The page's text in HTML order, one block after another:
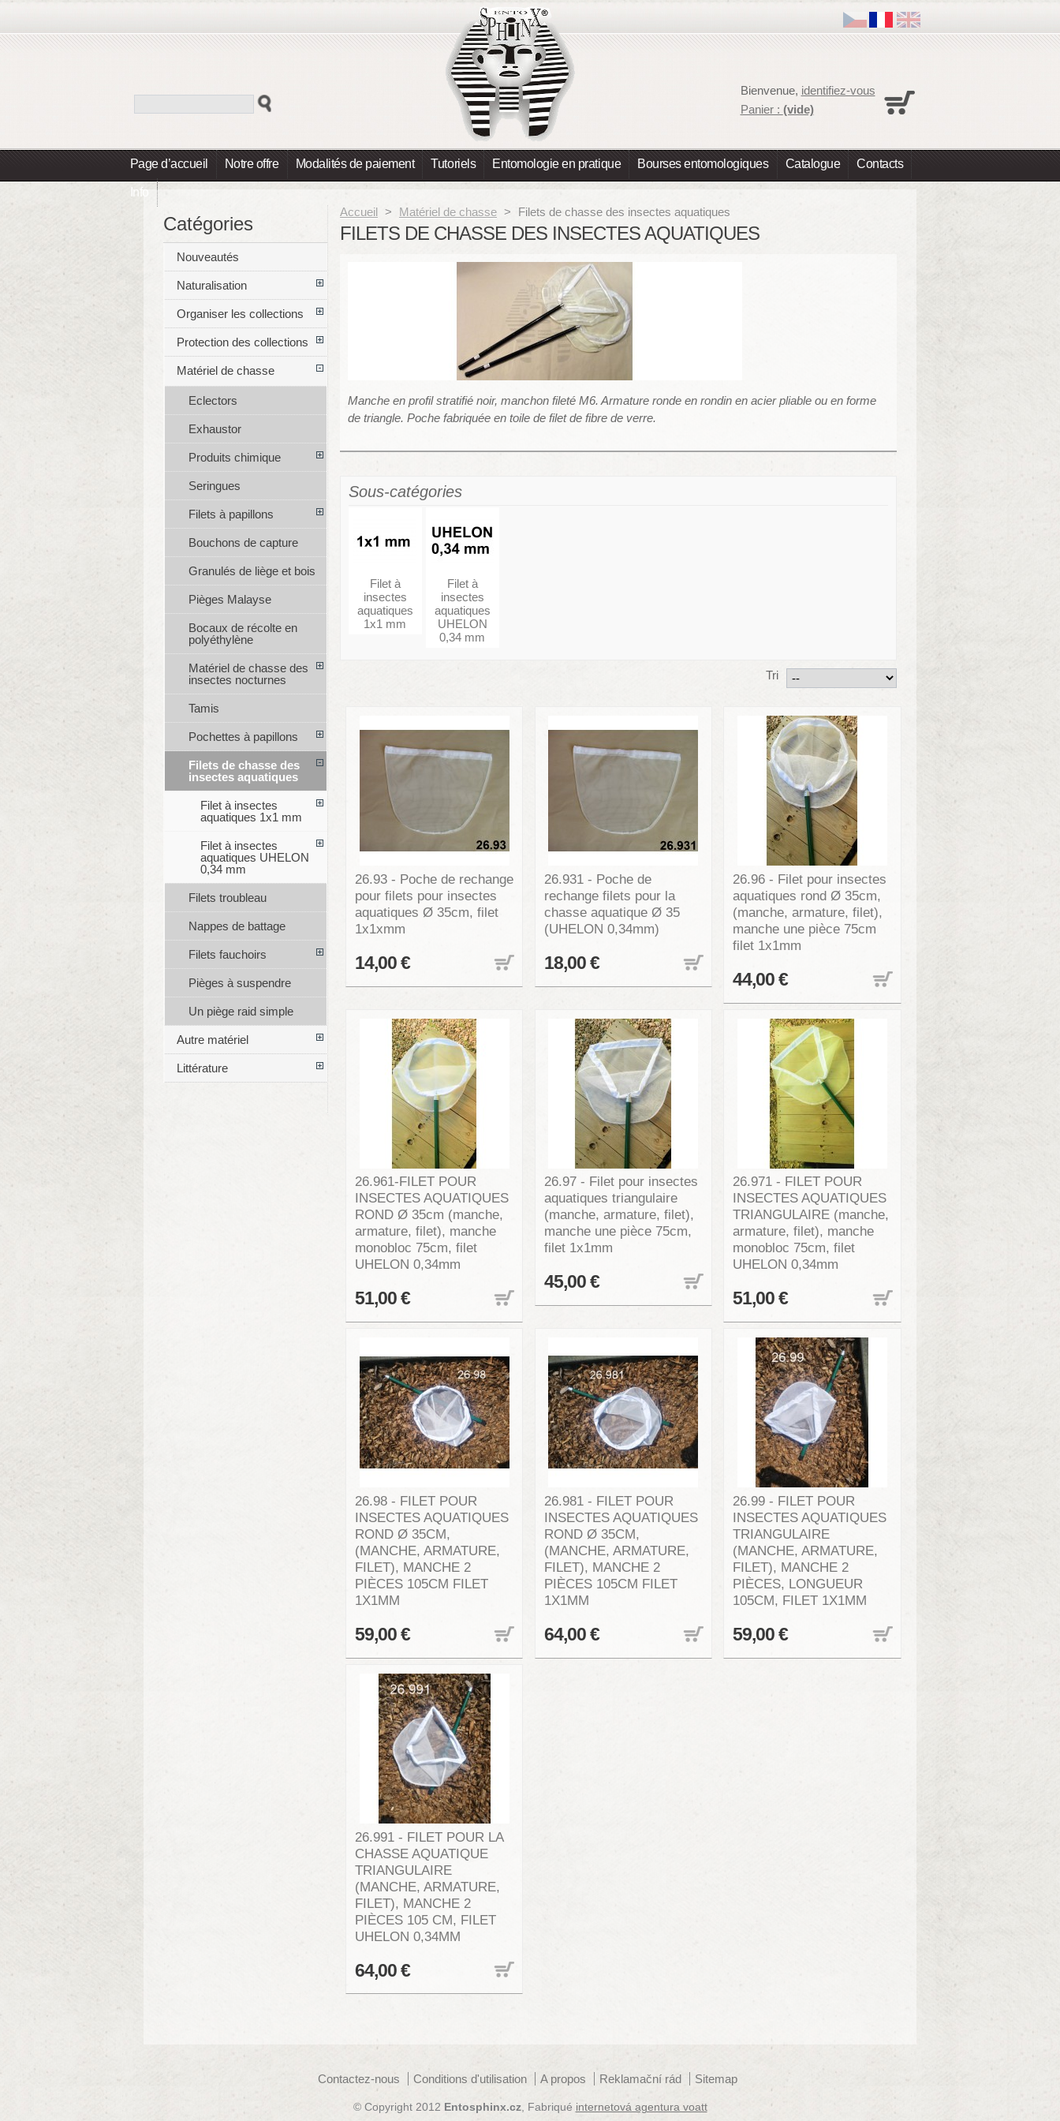
Page d’accueil Notre offre Modalités de paiement Tutoriels Entomologie en pratique Bourses entomologiques Catalogue Contacts
Info
Bienvenue, identifiez-vous
Panier : (vide)
Accueil > Matériel de chasse > Filets de chasse des insectes aquatiques
FILETS DE CHASSE DES INSECTES AQUATIQUES
Manche en profil stratifié noir, manchon fileté M6. Armature ronde en rondin en acier pliable ou en forme
de triangle. Poche fabriquée en toile de filet de fibre de verre.
Sous-catégories
Filet à
insectes
aquatiques
1x1 mm
Filet à
insectes
aquatiques
UHELON
0,34 mm
Tri
26.93 - Poche de rechange
pour filets pour insectes
aquatiques Ø 35cm, filet
1x1xmm
14,00 €
26.931 - Poche de
rechange filets pour la
chasse aquatique Ø 35
(UHELON 0,34mm)
18,00 €
26.96 - Filet pour insectes
aquatiques rond Ø 35cm,
(manche, armature, filet),
manche une pièce 75cm
filet 1x1mm
44,00 €
26.961-FILET POUR
INSECTES AQUATIQUES
ROND Ø 35cm (manche,
armature, filet), manche
monobloc 75cm, filet
UHELON 0,34mm
51,00 €
26.97 - Filet pour insectes
aquatiques triangulaire
(manche, armature, filet),
manche une pièce 75cm,
filet 1x1mm
45,00 €
26.971 - FILET POUR
INSECTES AQUATIQUES
TRIANGULAIRE (manche,
armature, filet), manche
monobloc 75cm, filet
UHELON 0,34mm
51,00 €
26.98 - FILET POUR
INSECTES AQUATIQUES
ROND Ø 35CM,
(MANCHE, ARMATURE,
FILET), MANCHE 2
PIÈCES 105CM FILET
1X1MM
59,00 €
26.981 - FILET POUR
INSECTES AQUATIQUES
ROND Ø 35CM,
(MANCHE, ARMATURE,
FILET), MANCHE 2
PIÈCES 105CM FILET
1X1MM
64,00 €
26.99 - FILET POUR
INSECTES AQUATIQUES
TRIANGULAIRE
(MANCHE, ARMATURE,
FILET), MANCHE 2
PIÈCES, LONGUEUR
105CM, FILET 1X1MM
59,00 €
26.991 - FILET POUR LA
CHASSE AQUATIQUE
TRIANGULAIRE
(MANCHE, ARMATURE,
FILET), MANCHE 2
PIÈCES 105 CM, FILET
UHELON 0,34MM
64,00 €
Catégories
Nouveautés
Naturalisation
Organiser les collections
Protection des collections
Matériel de chasse
Eclectors
Exhaustor
Produits chimique
Seringues
Filets à papillons
Bouchons de capture
Granulés de liège et bois
Pièges Malayse
Bocaux de récolte en
polyéthylène
Matériel de chasse des
insectes nocturnes
Tamis
Pochettes à papillons
Filets de chasse des
insectes aquatiques
Filet à insectes
aquatiques 1x1 mm
Filet à insectes
aquatiques UHELON
0,34 mm
Filets troubleau
Nappes de battage
Filets fauchoirs
Pièges à suspendre
Un piège raid simple
Autre matériel
Littérature
Aucun produit
Total 0,00 €
Les prix sont HT
Contactez-nous Conditions d'utilisation A propos Reklamační rád Sitemap
© Copyright 2012 Entosphinx.cz, Fabriqué internetová agentura voatt